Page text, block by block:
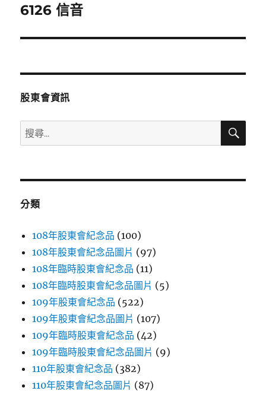
章:
下
篇
章:
6126 信音
股東會資訊
搜
尋
鍵
搜
分類
108年股東會紀念品 (100)
108年股東會紀念品圖片 (97)
108年臨時股東會紀念品 (11)
108年臨時股東會紀念品圖片 (5)
109年股東會紀念品 (522)
109年股東會紀念品圖片 (107)
109年臨時股東會紀念品 (42)
109年臨時股東會紀念品圖片 (9)
110年股東會紀念品 (382)
110年股東會紀念品圖片 (87)